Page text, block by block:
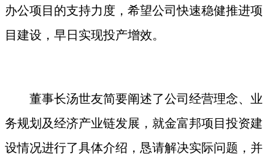
办公项目的支持力度，希望公司快速稳健推进项
目建设，早日实现投产增效。
董事长汤世友简要阐述了公司经营理念、业
务规划及经济产业链发展，就金富邦项目投资建
设情况进行了具体介绍，恳请解决实际问题，并